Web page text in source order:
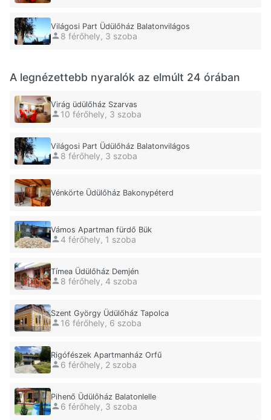
Világosi Part Üdülőház Balatonvilágos
8 férőhely, 3 szoba
A legnézettebb nyaralók az elmúlt 24 órában
Virág üdülőház Szarvas
10 férőhely, 3 szoba
Világosi Part Üdülőház Balatonvilágos
8 férőhely, 3 szoba
Vénkörte Üdülőház Bakonypéterd
Vámos Apartman fürdő Bük
4 férőhely, 1 szoba
Tímea Üdülőház Demjén
8 férőhely, 4 szoba
Szent György Üdülőház Tapolca
16 férőhely, 6 szoba
Rigófészek Apartmanház Orfű
6 férőhely, 2 szoba
Pihenő Üdülőház Balatonlelle
6 férőhely, 3 szoba